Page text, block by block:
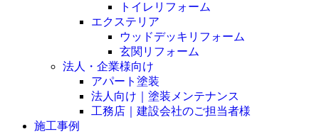
トイレリフォーム
エクステリア
ウッドデッキリフォーム
玄関リフォーム
法人・企業様向け
アパート塗装
法人向け｜塗装メンテナンス
工務店｜建設会社のご担当者様
施工事例